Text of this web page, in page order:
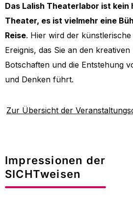
Das Lalish Theaterlabor ist kein
Theater, es ist vielmehr eine
Reise. Hier wird der
Ereignis, das Sie an den
Botschaften und die Entstehung
und Denken führt.
Zur Übersicht der
Impressionen der
SICHTweisen